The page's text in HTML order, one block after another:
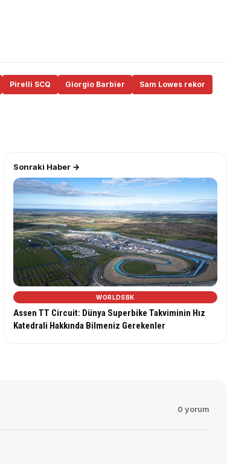
Pirelli SCQ Giorgio Barbier Sam Lowes rekor
Sonraki Haber →
WORLDSBK
Assen TT Circuit: Dünya Superbike Takviminin Hız
Katedrali Hakkında Bilmeniz Gerekenler
0 yorum